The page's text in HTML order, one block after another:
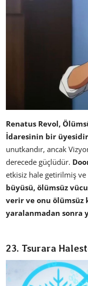
Renatus Revol,
İdaresinin bir
unutkandır, ancak
derecede güçlüdür.
etkisiz hale getirilmiş
büyüsü, ölümsüz
verir ve onu ölümsüz
yaralanmadan sonra
23. Tsurara